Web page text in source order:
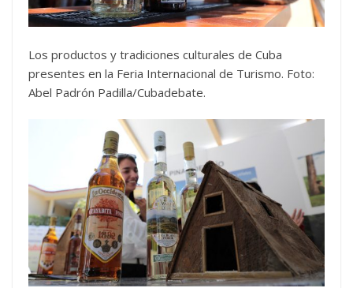
Los productos y tradiciones culturales de Cuba
presentes en la Feria Internacional de Turismo. Foto:
Abel Padrón Padilla/Cubadebate.